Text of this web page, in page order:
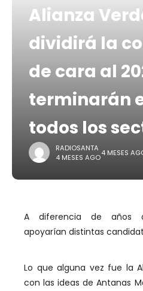
Alianza
dividirá la
de cara al
terminarán
todos los
RADIOSANTA
4 MESES AGO4 MESES
A diferencia de años
apoyarían distintas
Lo que alguna vez fue la
con las ideas de Antanas